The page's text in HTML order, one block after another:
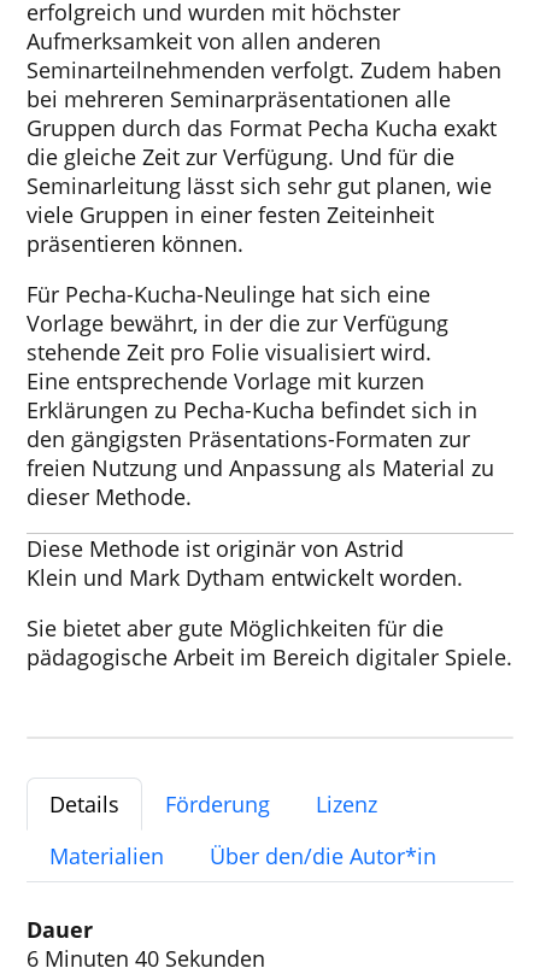
erfolgreich und wurden mit höchster
Aufmerksamkeit von allen anderen
Seminarteilnehmenden verfolgt. Zudem haben
bei mehreren Seminarpräsentationen alle
Gruppen durch das Format Pecha Kucha exakt
die gleiche Zeit zur Verfügung. Und für die
Seminarleitung lässt sich sehr gut planen, wie
viele Gruppen in einer festen Zeiteinheit
präsentieren können.
Für Pecha-Kucha-Neulinge hat sich eine
Vorlage bewährt, in der die zur Verfügung
stehende Zeit pro Folie visualisiert wird.
Eine entsprechende Vorlage mit kurzen
Erklärungen zu Pecha-Kucha befindet sich in
den gängigsten Präsentations-Formaten zur
freien Nutzung und Anpassung als Material zu
dieser Methode.
Diese Methode ist originär vonAstrid
Klein und Mark Dytham entwickelt worden.
Sie bietet aber gute Möglichkeiten für die
pädagogische Arbeit im Bereich digitaler Spiele.
Details Förderung
Lizenz
Materialien
Über den/die Autor*in
Dauer
6 Minuten 40 Sekunden